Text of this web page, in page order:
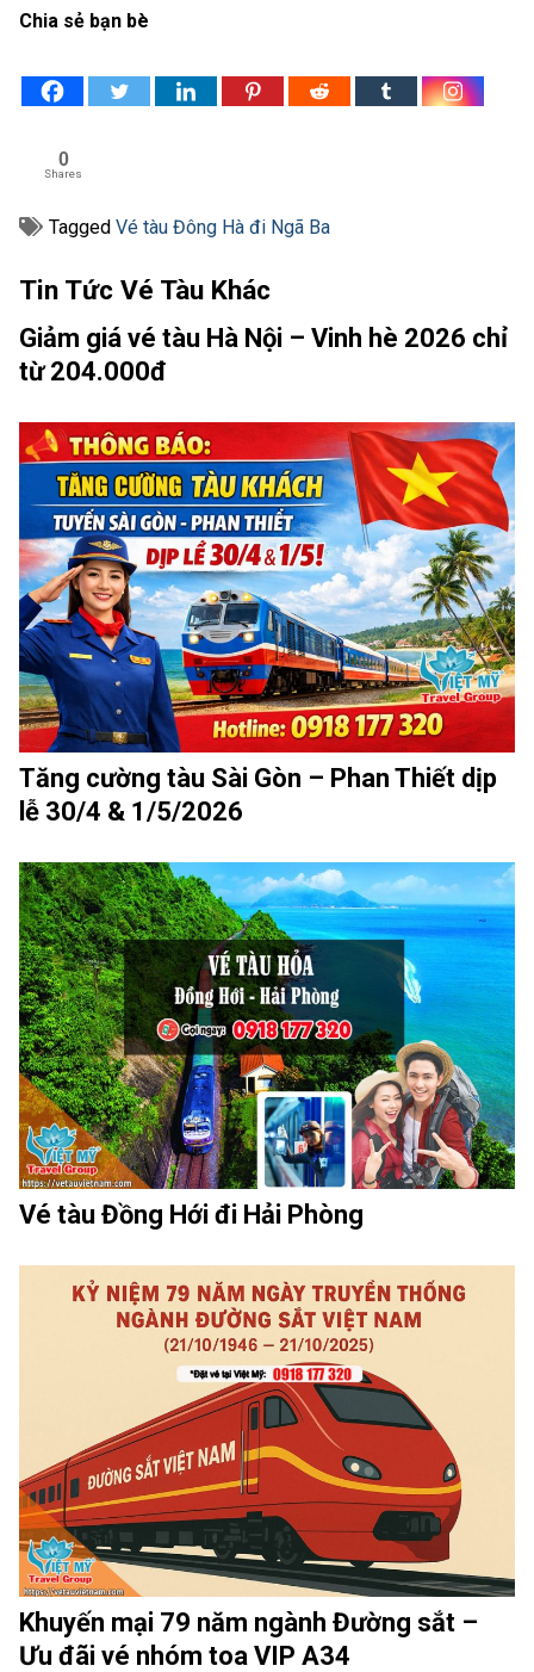
Chia sẻ bạn bè
0
Shares
Tagged Vé tàu Đông Hà đi Ngã Ba
Tin Tức Vé Tàu Khác
Giảm giá vé tàu Hà Nội – Vinh hè 2026 chỉ
từ 204.000đ
Tăng cường tàu Sài Gòn – Phan Thiết dịp
lễ 30/4 & 1/5/2026
Vé tàu Đồng Hới đi Hải Phòng
Khuyến mại 79 năm ngành Đường sắt –
Ưu đãi vé nhóm toa VIP A34